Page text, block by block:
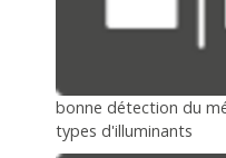
bonne détection du
types d'illuminants